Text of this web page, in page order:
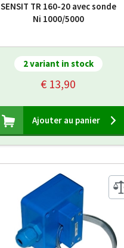
SENSIT TR 160-20 avec sonde
Ni 1000/5000
2 variant in stock
€ 13,90
Ajouter au panier